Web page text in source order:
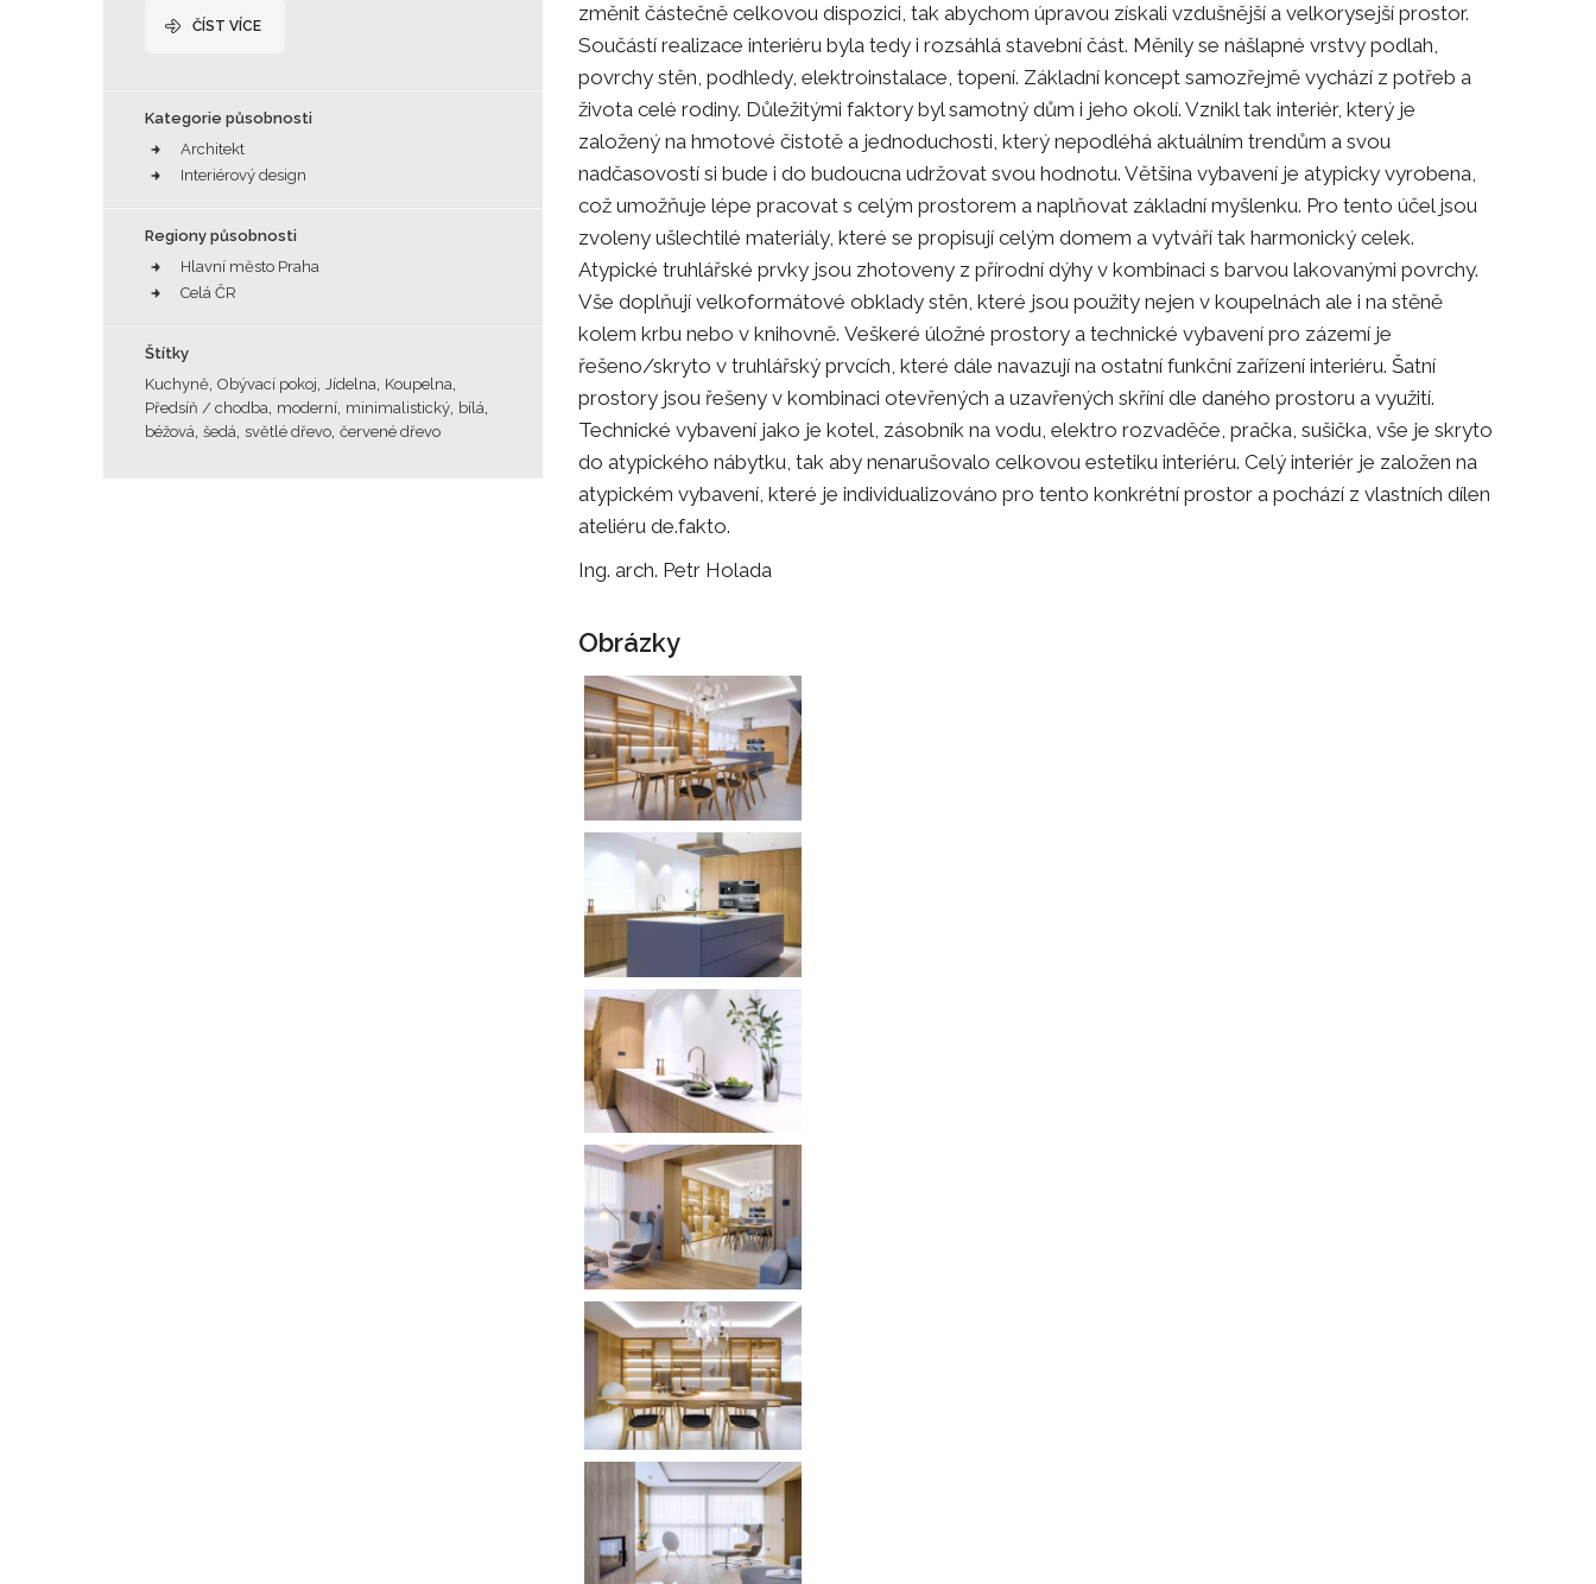
ČÍST VÍCE
Kategorie působnosti
Architekt
Interiérový design
Regiony působnosti
Hlavní město Praha
Celá ČR
Štítky
Kuchyně Obývací pokoj Jídelna Koupelna
Předsíň / chodba moderní minimalistický bílá
béžová šedá světlé dřevo červené dřevo
změnit částečně celkovou dispozici, tak abychom úpravou získali vzdušnější a velkorysejší prostor.
Součástí realizace interiéru byla tedy i rozsáhlá stavební část. Měnily se nášlapné vrstvy podlah,
povrchy stěn, podhledy, elektroinstalace, topení. Základní koncept samozřejmě vychází z potřeb a
života celé rodiny. Důležitými faktory byl samotný dům i jeho okolí. Vznikl tak interiér, který je
založený na hmotové čistotě a jednoduchosti, který nepodléhá aktuálním trendům a svou
nadčasovostí si bude i do budoucna udržovat svou hodnotu. Většina vybavení je atypicky vyrobena,
což umožňuje lépe pracovat s celým prostorem a naplňovat základní myšlenku. Pro tento účel jsou
zvoleny ušlechtilé materiály, které se propisují celým domem a vytváří tak harmonický celek.
Atypické truhlářské prvky jsou zhotoveny z přírodní dýhy v kombinaci s barvou lakovanými povrchy.
Vše doplňují velkoformátové obklady stěn, které jsou použity nejen v koupelnách ale i na stěně
kolem krbu nebo v knihovně. Veškeré úložné prostory a technické vybavení pro zázemí je
řešeno/skryto v truhlářský prvcích, které dále navazují na ostatní funkční zařízení interiéru. Šatní
prostory jsou řešeny v kombinaci otevřených a uzavřených skříní dle daného prostoru a využití.
Technické vybavení jako je kotel, zásobník na vodu, elektro rozvaděče, pračka, sušička, vše je skryto
do atypického nábytku, tak aby nenarušovalo celkovou estetiku interiéru. Celý interiér je založen na
atypickém vybavení, které je individualizováno pro tento konkrétní prostor a pochází z vlastních dílen
ateliéru de.fakto.
Ing. arch. Petr Holada
Obrázky